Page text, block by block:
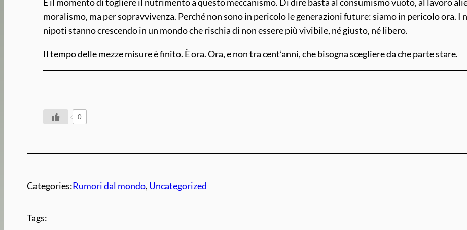
moralismo, ma per sopravvivenza. Perché non sono in pericolo le generazioni future: siamo in pericolo ora.
nipoti stanno crescendo in un mondo che rischia di non essere più vivibile, né giusto, né libero.
Il tempo delle mezze misure è finito. È ora. Ora, e non tra cent’anni, che bisogna scegliere da che parte stare.
0
Categories:Rumori dal mondo, Uncategorized
Tags: